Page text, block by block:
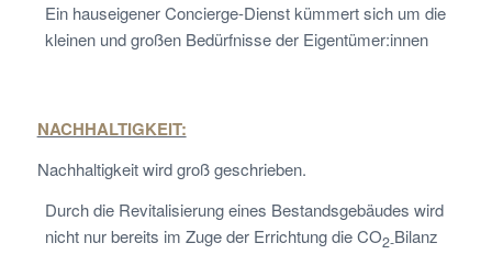
Ein hauseigener Concierge-Dienst kümmert sich um die
kleinen und großen Bedürfnisse der Eigentümer:innen
NACHHALTIGKEIT:
Nachhaltigkeit wird groß geschrieben.
Durch die Revitalisierung eines Bestandsgebäudes wird
nicht nur bereits im Zuge der Errichtung dieCO2-Bilanz